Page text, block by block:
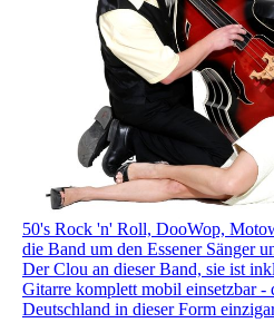
50's Rock 'n' Roll, DooWop,
die Band um den Essener Sänger
Der Clou an dieser Band, sie ist
Gitarre komplett mobil einsetzbar -
Deutschland in dieser Form